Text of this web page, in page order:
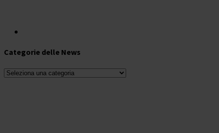
Categorie delle News
Categorie